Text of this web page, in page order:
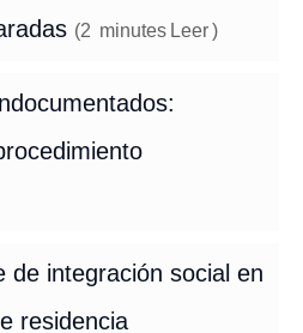
(2 minutes Leer)
de integración social en
residencia